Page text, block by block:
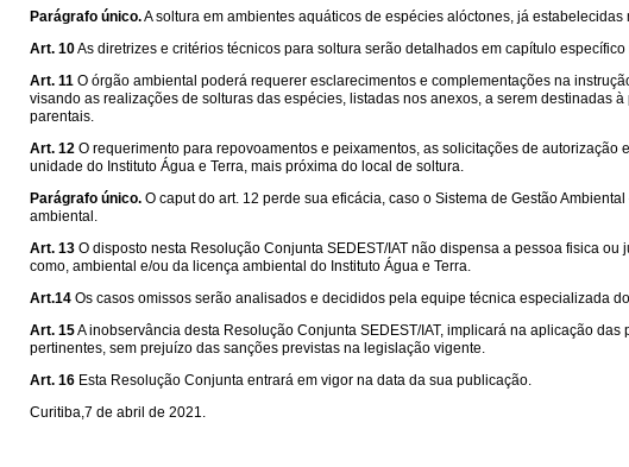
Parágrafo único.A soltura em ambientes aquáticos de espécies alóctones, já
Art. 10As diretrizes e critérios técnicos para soltura serão detalhados em capítulo
Art. 11 O órgão ambiental poderá requerer esclarecimentos e complementações na
visando as realizações de solturas das espécies, listadas nos anexos, a serem destinadas
parentais.
Art. 12 O requerimento para repovoamentos e peixamentos, as solicitações de
unidade do Instituto Água e Terra, mais próxima do local de soltura.
Parágrafo único. O caput do art. 12 perde sua eficácia, caso o Sistema de Gestão
ambiental.
Art. 13 O disposto nesta Resolução Conjunta SEDEST/IAT não dispensa a pessoa fisica
como, ambiental e/ou da licença ambiental do Instituto Água e Terra.
Art.14 Os casos omissos serão analisados e decididos pela equipe técnica especializada
Art. 15A inobservância desta Resolução Conjunta SEDEST/IAT, implicará na aplicação
pertinentes, sem prejuízo das sanções previstas na legislação vigente.
Art. 16 Esta Resolução Conjunta entrará em vigor na data da sua publicação.
Curitiba,7 de abril de 2021.